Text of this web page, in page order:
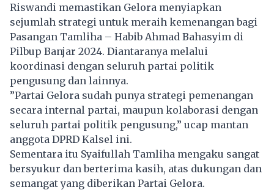
Riswandi memastikan Gelora menyiapkan
sejumlah strategi untuk meraih kemenangan bagi
Pasangan Tamliha – Habib Ahmad Bahasyim di
Pilbup Banjar 2024. Diantaranya melalui
koordinasi dengan seluruh partai politik
pengusung dan lainnya.
”Partai Gelora sudah punya strategi pemenangan
secara internal partai, maupun kolaborasi dengan
seluruh partai politik pengusung,” ucap mantan
anggota DPRD Kalsel ini.
Sementara itu Syaifullah Tamliha mengaku sangat
bersyukur dan berterima kasih, atas dukungan dan
semangat yang diberikan Partai Gelora.